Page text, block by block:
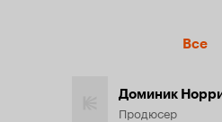
Все
Доминик
Продюсер